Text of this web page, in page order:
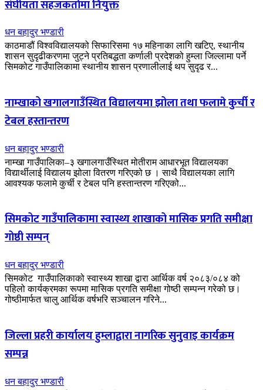
संघीयता सहजकर्तामा नियुक्त
धन बहादुर भण्डारी
काठमाडौं विश्वविद्यालयको सिफारिसमा १७ महिनाका लागि खटिए, स्थानीय
शासन सुदृढीकरणमा जुट्ने प्रतिबद्धता कर्णाली प्रदेशको हुम्ला जिल्लामा पर्ने
सिमकोट गाउँपालिकामा स्थानीय शासन प्रणालीलाई थप सुदृढ र...
नाम्खाको खगालगाउँस्थित विद्यालयमा झोला तथा फलामे कुर्ची र
टेबल हस्तान्तरण
धन बहादुर भण्डारी
नाम्खा गाउँपालिका–३ खगालगाउँस्थित मोतीराम आधारभूत विद्यालयका
विद्यार्थीलाई विद्यालय झोला वितरण गरिएको छ । साथै विद्यालयका लागि
आवश्यक फलामे कुर्ची र टेबल पनि हस्तान्तरण गरिएको...
सिमकोट गाउँपालिकामा स्वास्थ्य शाखाको मासिक प्रगति समीक्षा
गोष्ठी सम्पन्
धन बहादुर भण्डारी
सिमकोट गाउँपालिकाको स्वास्थ्य शाखा द्वारा आर्थिक वर्ष २०८३/०८४ को
पहिलो कार्यक्रमका रूपमा मासिक प्रगति समीक्षा गोष्ठी सम्पन्न गरेको छ।
गोष्ठीमार्फत चालु आर्थिक वर्षभरि सञ्चालन गरिने...
जिल्ला प्रहरी कार्यालय हुम्लाद्वारा नागरिक सुनुवाइ कार्यक्रम
सम्पन्न
धन बहादुर भण्डारी